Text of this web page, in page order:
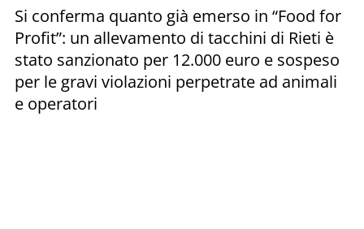
Si conferma quanto già emerso in “Food for
Profit”: un allevamento di tacchini di Rieti è
stato sanzionato per 12.000 euro e sospeso
per le gravi violazioni perpetrate ad animali
e operatori